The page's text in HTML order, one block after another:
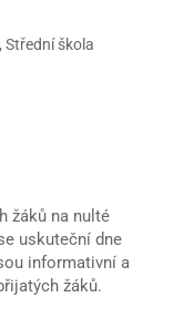
Střední škola
žáků na nulté
uskuteční dne
informativní a
žáků.